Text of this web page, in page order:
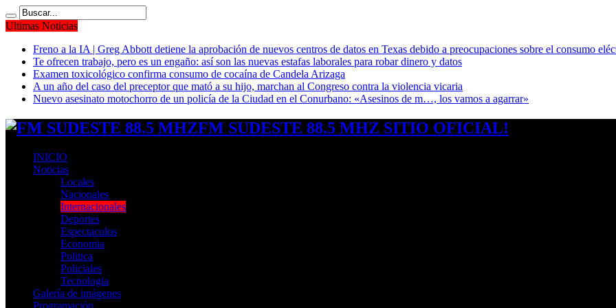
Ultimas Noticias
Freno a la IA | Greg Abbott detiene la aprobación de nuevos centros de datos en Texas debido a preocupaciones sobre el consumo
Te ofrecen trabajo, pero es un engaño: así son las nuevas estafas laborales para robar dinero y datos
Examen toxicológico confirma consumo de cocaína de Candela Arizaga
A un año del caso del preceptor que mató a su hijo, marchan al Congreso contra la violencia vicaria
Nuevo asesinato motochorro de un policía de la Ciudad en el Conurbano: «Asesinos de m…, los vamos a agarrar»
FM SUDESTE 88.5 MHZ SITIO OFICIAL!
INICIO
Noticias
Locales
Nacionales
Internacionales
Deportes
Espectaculos
Economia
Politica
Policiales
Tecnologia
Galería de imágenes
Programación